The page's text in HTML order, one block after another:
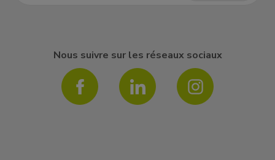
Nous suivre sur les réseaux sociaux